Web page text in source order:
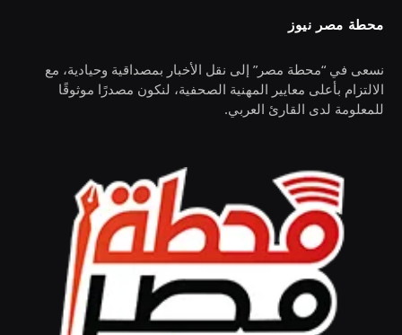
محطة مصر نيوز
نسعى في “محطة مصر” إلى نقل الأخبار بمصداقية وحيادية، مع
الالتزام بأعلى معايير المهنية الصحفية، لنكون مصدرًا موثوقًا
للمعلومة لدى القارئ العربي.